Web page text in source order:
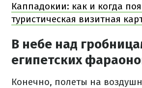
Каппадокии: как и когда
туристическая визитная
В небе над
египетских
Конечно, полеты на